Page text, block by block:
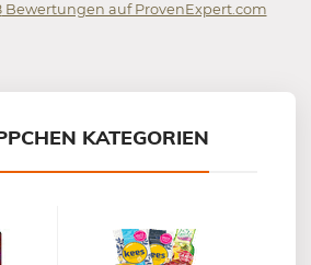
Bewertungen auf ProvenExpert.com
KATEGORIEN